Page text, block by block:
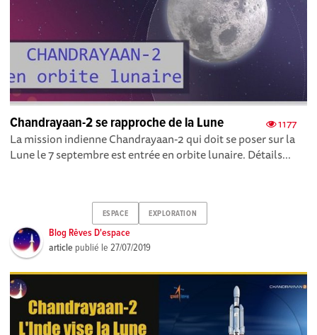
1177
Chandrayaan-2 se rapproche de la Lune
La mission indienne Chandrayaan-2 qui doit se poser sur la
Lune le 7 septembre est entrée en orbite lunaire. Détails...
ESPACE EXPLORATION
Blog Rêves D'espace
article publié le27/07/2019